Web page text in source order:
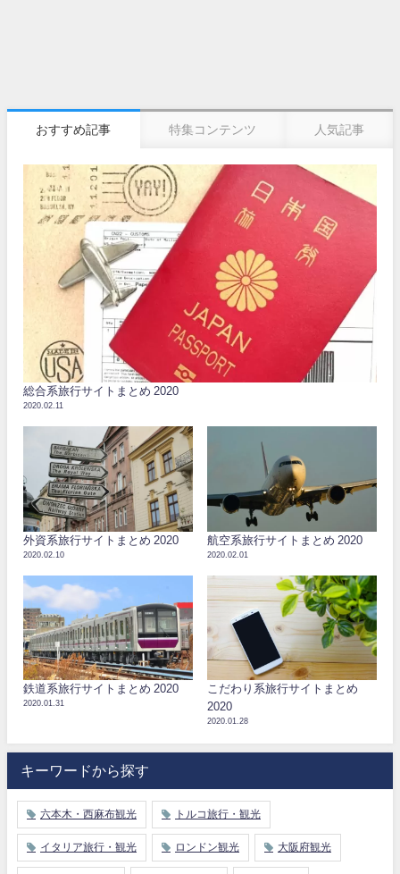
おすすめ記事 特集コンテンツ 人気記事
総合系旅行サイトまとめ 2020
2020.02.11
外資系旅行サイトまとめ 2020
2020.02.10
航空系旅行サイトまとめ 2020
2020.02.01
鉄道系旅行サイトまとめ 2020
2020.01.31
こだわり系旅行サイトまとめ
2020
2020.01.28
キーワードから探す
六本木・西麻布観光 トルコ旅行・観光
イタリア旅行・観光 ロンドン観光 大阪府観光